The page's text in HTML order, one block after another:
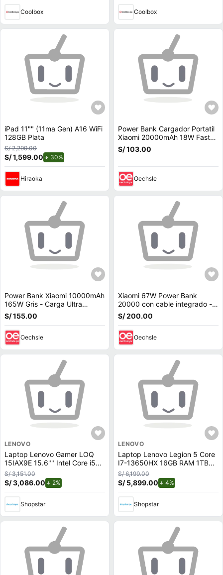
Coolbox Coolbox
iPad 11"" (11ma Gen) A16 WiFi
128GB Plata
S/ 2,299.00
S/ 1,599.00 30%
Hiraoka
Power Bank Cargador Portatil
Xiaomi 20000mAh 18W Fast
Charger
S/ 103.00
Oechsle
Power Bank Xiaomi 10000mAh
165W Gris - Carga Ultra
Rápida y con cable integrado
S/ 155.00
Oechsle
Xiaomi 67W Power Bank
20000 con cable integrado -
Azul
S/ 200.00
Oechsle
LENOVO
Laptop Lenovo Gamer LOQ
15IAX9E 15.6"" Intel Core i5
512GB SSD 8GB NVIDIA
RTX2050
S/ 3,151.00
S/ 3,086.00 2%
Shopstar
LENOVO
Laptop Lenovo Legion 5 Core
I7-13650HX 16GB RAM 1TB
NVIDIA GeForce RTX 5060
S/ 6,199.00
S/ 5,899.00 4%
Shopstar